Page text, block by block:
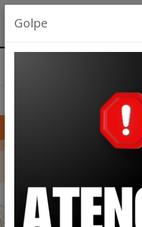
Golpe